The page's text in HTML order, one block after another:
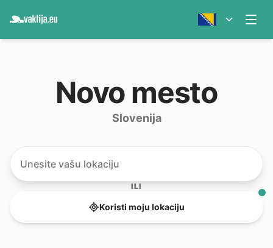
Novo mesto
Slovenija
ILI
Koristi moju lokaciju